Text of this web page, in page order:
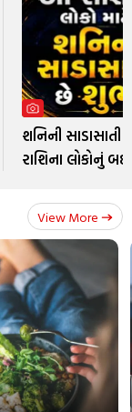
શનિની
રાશિના લોકોનું
View More